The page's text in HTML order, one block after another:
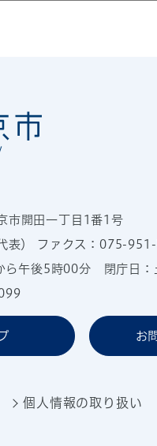
市開田一丁目1番1号
表） ファクス：075-951-
ら午後5時00分 閉庁日
お
個人情報の取り扱い